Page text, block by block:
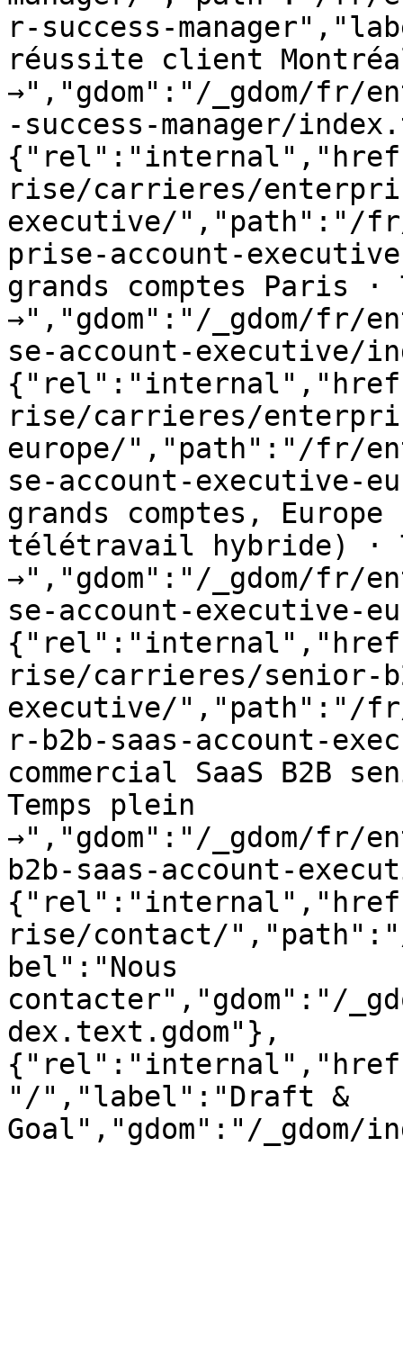
r-success-
réussite client
→","gdom":"/_gdom/fr/
-success-manager/
rise/carrieres/
executive/","path":"/
prise-account-
grands comptes Paris ·
→","gdom":"/_gdom/fr/
se-account-executive/
rise/carrieres/
europe/","path":"/fr/
se-account-executive-
grands comptes,
télétravail hybride) ·
→","gdom":"/_gdom/fr/
se-account-executive-
rise/carrieres/senior-
executive/","path":"/
r-b2b-saas-account-
commercial SaaS B2B
Temps plein
→","gdom":"/_gdom/fr/
b2b-saas-account-
rise/contact/
bel":"Nous
contacter","gdom":"/
dex.text.gdom"},
"/","label":"Draft &
Goal","gdom":"/_gdom/